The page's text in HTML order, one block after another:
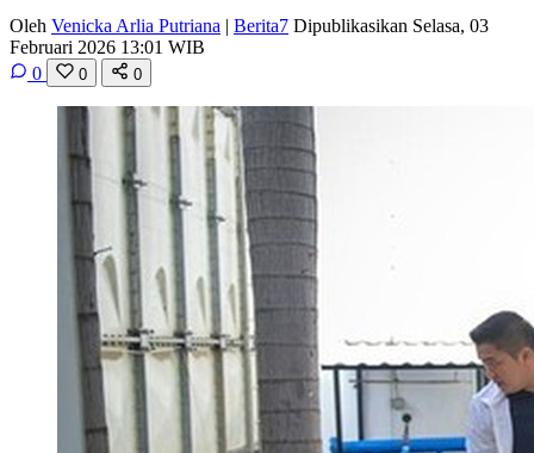
Oleh Venicka Arlia Putriana | Berita7 Dipublikasikan Selasa, 03
Februari 2026 13:01 WIB
0
0 0